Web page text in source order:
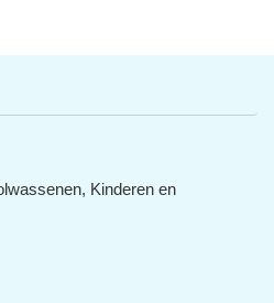
Kinderen en